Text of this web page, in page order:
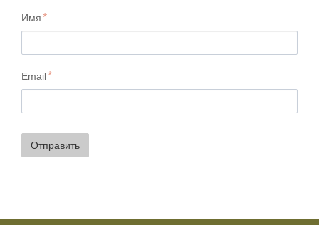
Имя
Email
Отправить